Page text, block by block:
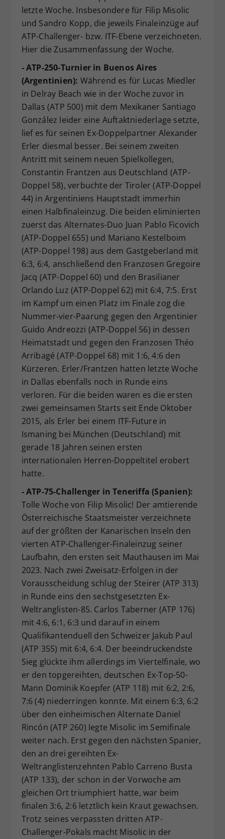
letzte Woche. Insbesondere für Filip Misolic
und Sandro Kopp, die jeweils Finaleinzüge auf
ATP-Challenger- bzw. ITF-Ebene verzeichneten.
Hier die Zusammenfassung der Woche.
- ATP-250-Turnier in Buenos Aires
(Argentinien): Während es für Lucas Miedler
in Delray Beach wie in der Woche zuvor in
Dallas (ATP 500) mit dem Mexikaner Santiago
González leider eine Auftaktniederlage setzte,
lief es für seinen Ex-Doppelpartner Alexander
Erler diesmal besser. Bei seinem zweiten
Antritt mit seinem neuen Spielkollegen,
Constantin Frantzen aus Deutschland (ATP-
Doppel 58), verbuchte der Tiroler (ATP-Doppel
44) in Argentiniens Hauptstadt immerhin
einen Halbfinaleinzug. Die beiden eliminierten
zuerst das Alternates-Duo Juan Pablo Ficovich
(ATP-Doppel 655) und Mariano Kestelboim
(ATP-Doppel 198) aus dem Gastgeberland mit
6:3, 6:4, anschließend den Franzosen Gregoire
Jacq (ATP-Doppel 60) und den Brasilianer
Orlando Luz (ATP-Doppel 62) mit 6:4, 7:5. Erst
im Kampf um einen Platz im Finale zog die
Nummer-vier-Paarung gegen den Argentinier
Guido Andreozzi (ATP-Doppel 56) in dessen
Heimatstadt und gegen den Franzosen Théo
Arribagé (ATP-Doppel 68) mit 1:6, 4:6 den
Kürzeren. Erler/Frantzen hatten letzte Woche
in Dallas ebenfalls noch in Runde eins
verloren. Für die beiden waren es die ersten
zwei gemeinsamen Starts seit Ende Oktober
2015, als Erler bei einem ITF-Future in
Ismaning bei München (Deutschland) mit
gerade 18 Jahren seinen ersten
internationalen Herren-Doppeltitel erobert
hatte.
- ATP-75-Challenger in Teneriffa (Spanien):
Tolle Woche von Filip Misolic! Der amtierende
Österreichische Staatsmeister verzeichnete
auf der größten der Kanarischen Inseln den
vierten ATP-Challenger-Finaleinzug seiner
Laufbahn, den ersten seit Mauthausen im Mai
2023. Nach zwei Zweisatz-Erfolgen in der
Vorausscheidung schlug der Steirer (ATP 313)
in Runde eins den sechstgesetzten Ex-
Weltranglisten-85. Carlos Taberner (ATP 176)
mit 4:6, 6:1, 6:3 und darauf in einem
Qualifikantenduell den Schweizer Jakub Paul
(ATP 355) mit 6:4, 6:4. Der beeindruckendste
Sieg glückte ihm allerdings im Viertelfinale, wo
er den topgereihten, deutschen Ex-Top-50-
Mann Dominik Koepfer (ATP 118) mit 6:2, 2:6,
7:6 (4) niederringen konnte. Mit einem 6:3, 6:2
über den einheimischen Alternate Daniel
Rincón (ATP 260) legte Misolic im Semifinale
weiter nach. Erst gegen den nächsten Spanier,
den an drei gereihten Ex-
Weltranglistenzehnten Pablo Carreno Busta
(ATP 133), der schon in der Vorwoche am
gleichen Ort triumphiert hatte, war beim
finalen 3:6, 2:6 letztlich kein Kraut gewachsen.
Trotz seines verpassten dritten ATP-
Challenger-Pokals macht Misolic in der
Zweck
Dieser Wert speichert Ihre Consent-
Einstellungen. Unter anderem eine
zufällig generierte ID, für die
historische Speicherung Ihrer
vorgenommen Einstellungen, falls der
Webseiten-Betreiber dies eingestellt
hat.